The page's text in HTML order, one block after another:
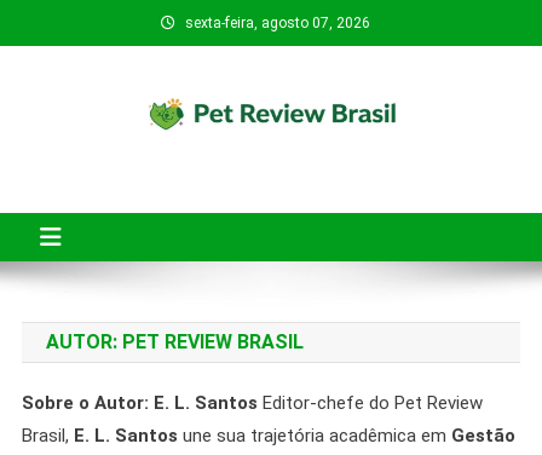
to
sexta-feira, agosto 07, 2026
AUTOR: PET REVIEW BRASIL
Sobre o Autor: E. L. Santos Editor-chefe do Pet Review
Brasil, E. L. Santos une sua trajetória acadêmica em Gestão